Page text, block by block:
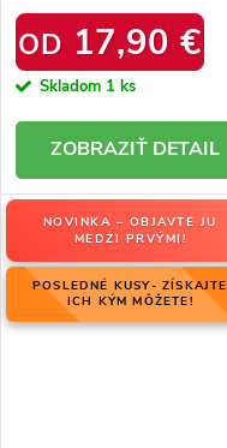
OD 17,90 €
Skladom 1 ks
DETAIL
NOVINKA – OBJAVTE JU
MEDZI PRVÝMI!
POSLEDNÉ KUSY- ZÍSKAJTE
ICH KÝM MÔŽETE!